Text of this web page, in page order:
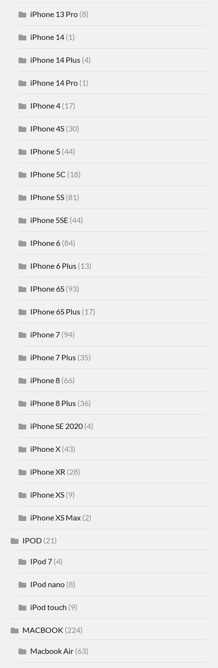
iPhone 13 Pro (8)
iPhone 14 (1)
iPhone 14 Plus (4)
iPhone 14 Pro (1)
IPhone 4 (17)
IPhone 4S (30)
IPhone 5 (44)
IPhone 5C (18)
IPhone 5S (81)
iPhone 5SE (44)
IPhone 6 (84)
IPhone 6 Plus (13)
IPhone 6S (93)
IPhone 6S Plus (17)
iPhone 7 (94)
iPhone 7 Plus (35)
iPhone 8 (66)
iPhone 8 Plus (36)
iPhone SE 2020 (4)
iPhone X (43)
iPhone XR (28)
iPhone XS (9)
iPhone XS Max (2)
IPOD (21)
IPod 7 (4)
IPod nano (8)
iPod touch (9)
MACBOOK (224)
Macbook Air (63)